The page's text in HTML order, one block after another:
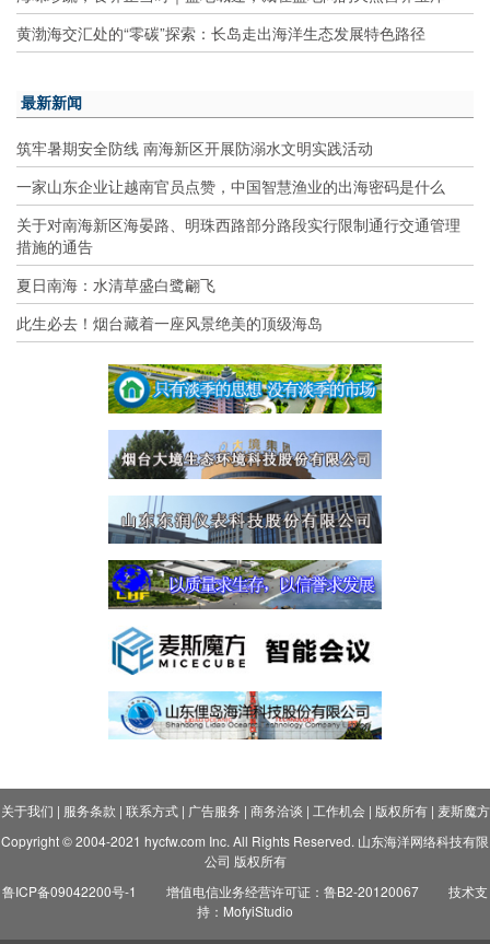
黄渤海交汇处的“零碳”探索：长岛走出海洋生态发展特色路径
最新新闻
筑牢暑期安全防线 南海新区开展防溺水文明实践活动
一家山东企业让越南官员点赞，中国智慧渔业的出海密码是什么
关于对南海新区海晏路、明珠西路部分路段实行限制通行交通管理
措施的通告
夏日南海：水清草盛白鹭翩飞
此生必去！烟台藏着一座风景绝美的顶级海岛
关于我们 | 服务条款 | 联系方式| 广告服务 | 商务洽谈 | 工作机会| 版权所有| 麦斯魔方
Copyright © 2004-2021 hycfw.com Inc. All Rights Reserved. 山东海洋网络科技有限
公司 版权所有
鲁ICP备09042200号-1
增值电信业务经营许可证：鲁B2-20120067
技术支
持：MofyiStudio